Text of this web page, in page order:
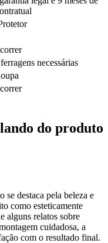
necessárias
do produto
se destaca pela beleza e
como esteticamente
alguns relatos sobre
cuidadosa, a
com o resultado final.